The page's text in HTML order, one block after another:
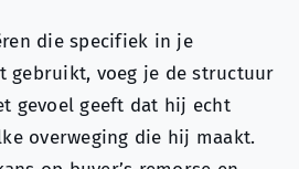
die specifiek in je
gebruikt, voeg je de structuur
gevoel geeft dat hij echt
overweging die hij maakt.